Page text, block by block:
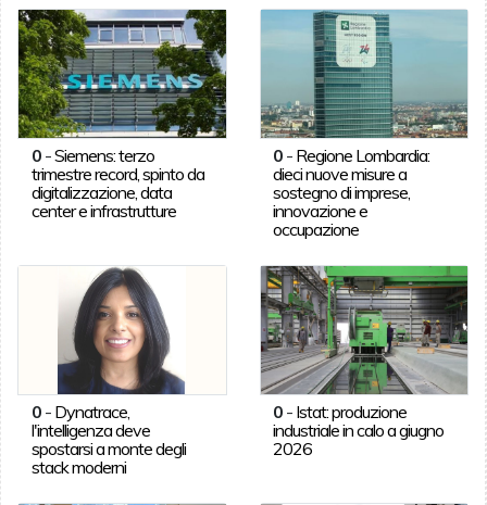
0-Siemens: terzo
trimestre record, spinto da
digitalizzazione, data
center e infrastrutture
0 - Regione Lombardia:
dieci nuove misure a
sostegno di imprese,
innovazione e
occupazione
0- Dynatrace,
l'intelligenza deve
spostarsi a monte degli
stack moderni
0 - Istat: produzione
industriale in calo a giugno
2026